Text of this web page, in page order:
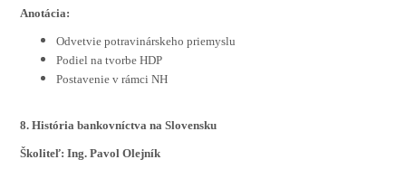
Anotácia:
Odvetvie potravinárskeho priemyslu
Podiel na tvorbe HDP
Postavenie v rámci NH
8. História bankovníctva na Slovensku
Školiteľ: Ing. Pavol Olejník